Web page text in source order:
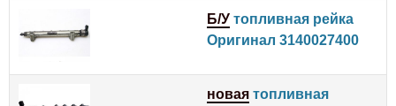
Б/У топливная рейка
Оригинал 3140027400
новая топливная